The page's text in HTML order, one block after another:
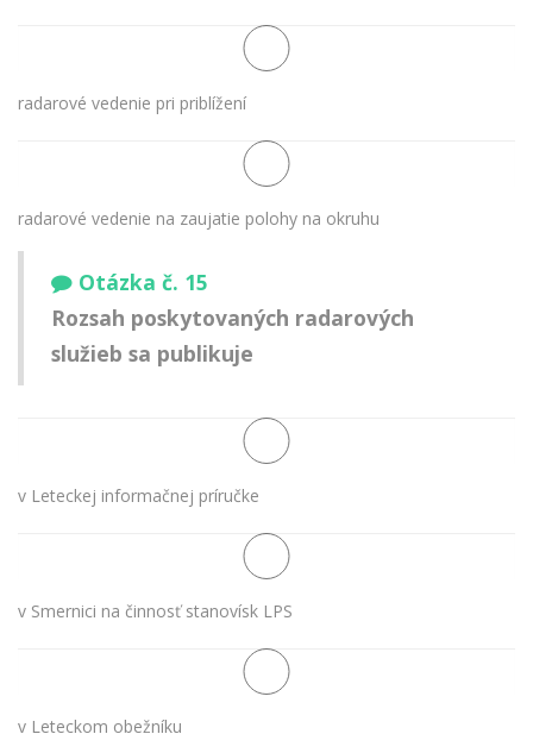
radarové vedenie pri priblížení
radarové vedenie na zaujatie polohy na okruhu
Otázka č. 15
Rozsah poskytovaných radarových
služieb sa publikuje
v Leteckej informačnej príručke
v Smernici na činnosť stanovísk LPS
v Leteckom obežníku